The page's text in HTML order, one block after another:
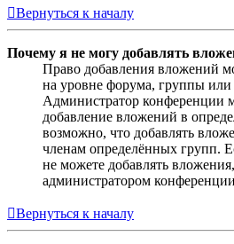
Вернуться к началу
Почему я не могу добавлять
Право добавления вложений
на уровне форума, группы или
Администратор конференции
добавление вложений в
возможно, что добавлять
членам определённых групп.
не можете добавлять
администратором
Вернуться к началу